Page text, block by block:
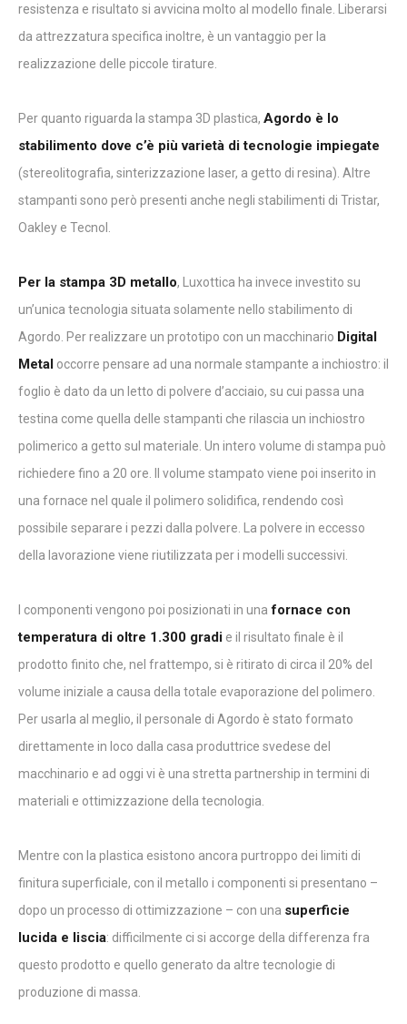
resistenza e risultato si avvicina molto al modello finale. Liberarsi
da attrezzatura specifica inoltre, è un vantaggio per la
realizzazione delle piccole tirature.
Per quanto riguarda la stampa 3D plastica, Agordo è lo
stabilimento dove c’è più varietà di tecnologie impiegate
(stereolitografia, sinterizzazione laser, a getto di resina). Altre
stampanti sono però presenti anche negli stabilimenti di Tristar,
Oakley e Tecnol.
Per la stampa 3D metallo, Luxottica ha invece investito su
un’unica tecnologia situata solamente nello stabilimento di
Agordo. Per realizzare un prototipo con un macchinario Digital
Metal occorre pensare ad una normale stampante a inchiostro: il
foglio è dato da un letto di polvere d’acciaio, su cui passa una
testina come quella delle stampanti che rilascia un inchiostro
polimerico a getto sul materiale. Un intero volume di stampa può
richiedere fino a 20 ore. Il volume stampato viene poi inserito in
una fornace nel quale il polimero solidifica, rendendo così
possibile separare i pezzi dalla polvere. La polvere in eccesso
della lavorazione viene riutilizzata per i modelli successivi.
I componenti vengono poi posizionati in una fornace con
temperatura di oltre 1.300 gradi e il risultato finale è il
prodotto finito che, nel frattempo, si è ritirato di circa il 20% del
volume iniziale a causa della totale evaporazione del polimero.
Per usarla al meglio, il personale di Agordo è stato formato
direttamente in loco dalla casa produttrice svedese del
macchinario e ad oggi vi è una stretta partnership in termini di
materiali e ottimizzazione della tecnologia.
Mentre con la plastica esistono ancora purtroppo dei limiti di
finitura superficiale, con il metallo i componenti si presentano –
dopo un processo di ottimizzazione – con una superficie
lucida e liscia: difficilmente ci si accorge della differenza fra
questo prodotto e quello generato da altre tecnologie di
produzione di massa.